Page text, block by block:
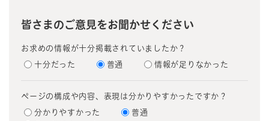
皆さまのご意見をお聞かせください
お求めの情報が十分掲載されていましたか？
十分だった 普通 情報が足りなかった
ページの構成や内容、表現は分かりやすかったですか？
分かりやすかった
普通